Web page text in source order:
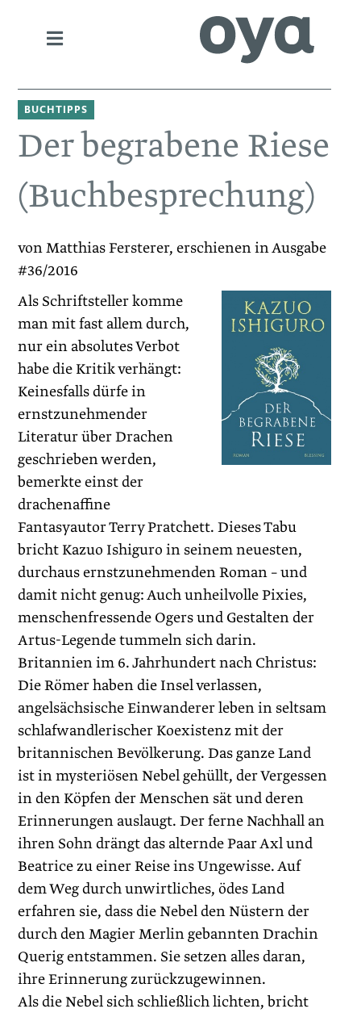
BUCHTIPPS
Der begrabene Riese
(Buchbesprechung)
von Matthias Fersterer, erschienen in Ausgabe
#36/2016
Als Schriftsteller komme
man mit fast allem durch,
nur ein absolutes Verbot
habe die Kritik verhängt:
Keinesfalls dürfe in
ernstzunehmender
Literatur über Drachen
geschrieben werden,
bemerkte einst der
drachenaffine
Fantasyautor Terry Pratchett. Dieses Tabu
bricht Kazuo Ishiguro in seinem neuesten,
durchaus ernstzunehmenden Roman – und
damit nicht genug: Auch unheilvolle Pixies,
menschenfressende Ogers und Gestalten der
Artus-Legende tummeln sich darin.
Britannien im 6. Jahrhundert nach Christus:
Die Römer haben die Insel verlassen,
angelsächsische Einwanderer leben in seltsam
schlafwandlerischer Koexistenz mit der
britannischen Bevölkerung. Das ganze Land
ist in mysteriösen Nebel gehüllt, der Vergessen
in den Köpfen der Menschen sät und deren
Erinnerungen auslaugt. Der ferne Nachhall an
ihren Sohn drängt das alternde Paar Axl und
Beatrice zu einer Reise ins Ungewisse. Auf
dem Weg durch unwirtliches, ödes Land
erfahren sie, dass die Nebel den Nüstern der
durch den Magier Merlin gebannten Drachin
Querig entstammen. Sie setzen alles daran,
ihre Erinnerung zurückzugewinnen.
Als die Nebel sich schließlich lichten, bricht